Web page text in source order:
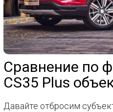
Сравнение по
CS35 Plus
Давайте отбросим